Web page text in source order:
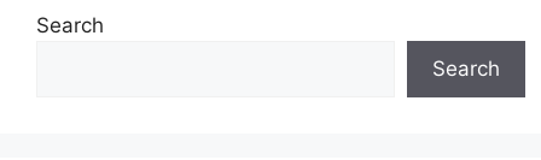
Search
Search